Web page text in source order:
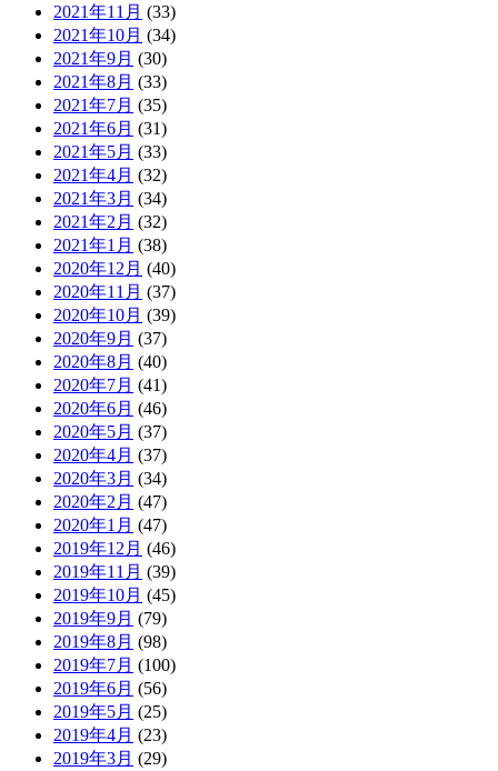
2021年11月 (33)
2021年10月 (34)
2021年9月 (30)
2021年8月 (33)
2021年7月 (35)
2021年6月 (31)
2021年5月 (33)
2021年4月 (32)
2021年3月 (34)
2021年2月 (32)
2021年1月 (38)
2020年12月 (40)
2020年11月 (37)
2020年10月 (39)
2020年9月 (37)
2020年8月 (40)
2020年7月 (41)
2020年6月 (46)
2020年5月 (37)
2020年4月 (37)
2020年3月 (34)
2020年2月 (47)
2020年1月 (47)
2019年12月 (46)
2019年11月 (39)
2019年10月 (45)
2019年9月 (79)
2019年8月 (98)
2019年7月 (100)
2019年6月 (56)
2019年5月 (25)
2019年4月 (23)
2019年3月 (29)